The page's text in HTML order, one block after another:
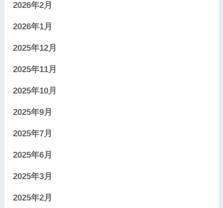
2026年2月
2026年1月
2025年12月
2025年11月
2025年10月
2025年9月
2025年7月
2025年6月
2025年3月
2025年2月